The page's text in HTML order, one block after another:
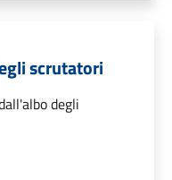
scrutatori
degli